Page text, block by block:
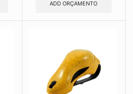
ADD ORÇAMENTO